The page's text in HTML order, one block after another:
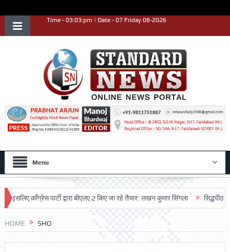
Time - 03:03:pm | Date - 07 Friday 08-2026
Menu
काँग्रेस पार्टी द्वारा बीएलए 2 किए जा रहे तैयार: लखन कुमार सिंगला सिद्धपीठ श्री
HOME SHO